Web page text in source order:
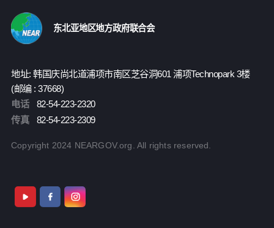
东北亚地区地方政府联合会
地址: 韩国庆尚北道浦项市南区芝谷洞601 浦项Technopark 3楼
(邮编 : 37668)
电话
82-54-223-2320
传真
82-54-223-2309
Copyright 2024 NEARGOV.org. All rights reserved.